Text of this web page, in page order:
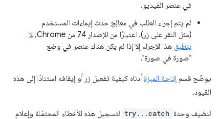
في عنصر الفيديو.
لم يتم إجراء الطلب في معالِج حدث إيماءات المستخدم
(مثل النقر على زر). اعتبارًا من الإصدار 74 من Chrome،
لا
ينطبق هذا الإجراء إلا إذا لم يكن هناك عنصر في وضع
"صورة في صورة".
يوضّح قسم إتاحة الميزة أدناه كيفية تفعيل زر أو إيقافه استنادًا إلى هذه
القيود.
لنضيف وحدة try...catch لتسجيل هذه الأخطاء المحتمَلة وإعلام